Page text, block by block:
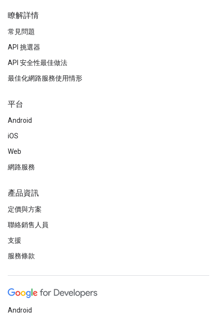
瞭解詳情
常見問題
API 挑選器
API 安全性最佳做法
最佳化網路服務使用情形
平台
Android
iOS
Web
網路服務
產品資訊
定價與方案
聯絡銷售人員
支援
服務條款
Android